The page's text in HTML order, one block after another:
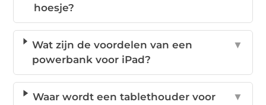
hoesje?
Wat zijn de voordelen van een
powerbank voor iPad?
▼
Waar wordt een tablethouder voor
▼